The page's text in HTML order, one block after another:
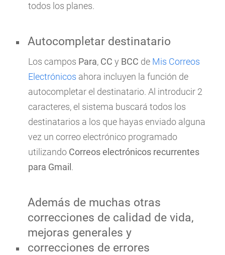
todos los planes.
Autocompletar destinatario
Los campos Para, CC y BCC de Mis Correos
Electrónicos ahora incluyen la función de
autocompletar el destinatario. Al introducir 2
caracteres, el sistema buscará todos los
destinatarios a los que hayas enviado alguna
vez un correo electrónico programado
utilizando Correos electrónicos recurrentes
para Gmail .
Además de muchas otras
correcciones de calidad de vida,
mejoras generales y
correcciones de errores